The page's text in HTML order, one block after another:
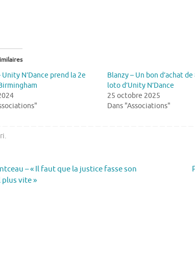
Unity N’Dance prend la 2e
Blanzy – Un bon d’achat de
loto d’Unity N’Dance
25 octobre 2025
Dans "Associations"
.
– « Il faut que la justice fasse son
vite »